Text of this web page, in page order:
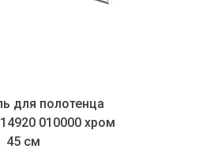
для полотенца
010000 хром
45 см